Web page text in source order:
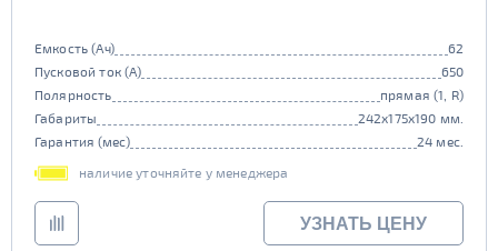
Емкость (Ач)
62
Пусковой ток (А)
650
Полярность
прямая (1, R)
Габариты
242x175x190 мм.
Гарантия (мес)
24 мес.
наличие уточняйте у менеджера
УЗНАТЬ ЦЕНУ